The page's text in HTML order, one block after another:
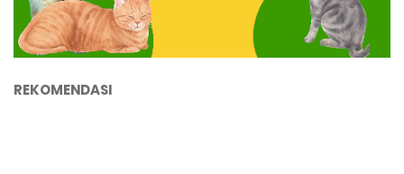
REKOMENDASI